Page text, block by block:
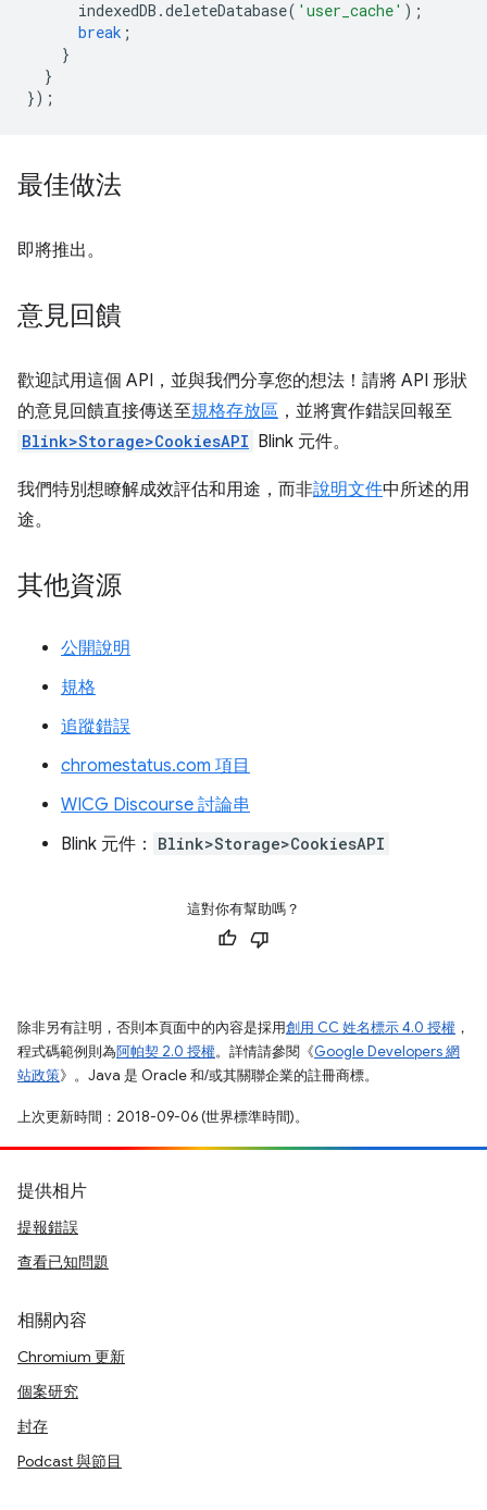
indexedDB .deleteDatabase( 'user_cache' );
break ;
}
}
});
最佳做法
即將推出。
意見回饋
歡迎試用這個 API，並與我們分享您的想法！請將 API 形狀
的意見回饋直接傳送至規格存放區 ，並將實作錯誤回報至
Blink>Storage>CookiesAPI Blink 元件。
我們特別想瞭解成效評估和用途，而非說明文件中所述的用
途。
其他資源
公開說明
規格
追蹤錯誤
chromestatus.com 項目
WICG Discourse 討論串
Blink 元件：
Blink>Storage>CookiesAPI
這對你有幫助嗎？
除非另有註明，否則本頁面中的內容是採用創用 CC 姓名標示 4.0 授權 ，
程式碼範例則為阿帕契 2.0 授權。詳情請參閱《Google Developers 網
站政策》。Java 是 Oracle 和/或其關聯企業的註冊商標。
上次更新時間：2018-09-06 (世界標準時間)。
提供相片
提報錯誤
查看已知問題
相關內容
Chromium 更新
個案研究
封存
Podcast 與節目